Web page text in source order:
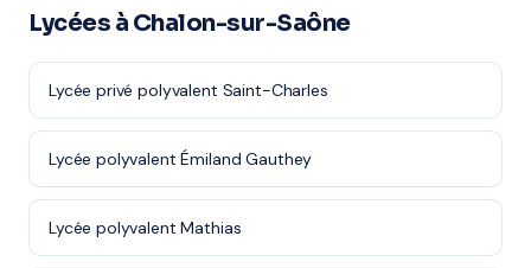
Lycées à Chalon-sur-Saône
Lycée privé polyvalent Saint-Charles
Lycée polyvalent Émiland Gauthey
Lycée polyvalent Mathias